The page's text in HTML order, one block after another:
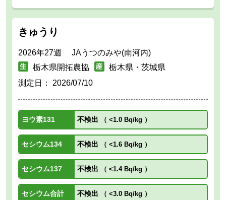
きゅうり
2026年27週 JAうつのみや(南河内)
栃木県開拓農協
栃木県・茨城県
測定日： 2026/07/10
ヨウ素131 不検出 （ <1.0 Bq/kg ）
セシウム134 不検出 （ <1.6 Bq/kg ）
セシウム137 不検出 （ <1.4 Bq/kg ）
セシウム合計 不検出 （ <3.0 Bq/kg ）